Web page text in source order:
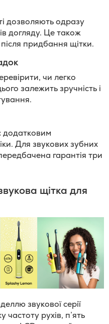
дозволяють одразу
догляду. Це також
придбання щітки.
чи легко
залежить зручність і
додатковим
Для звукових зубних
гарантія три
щітка для
звукової серії
рухів, п’ять